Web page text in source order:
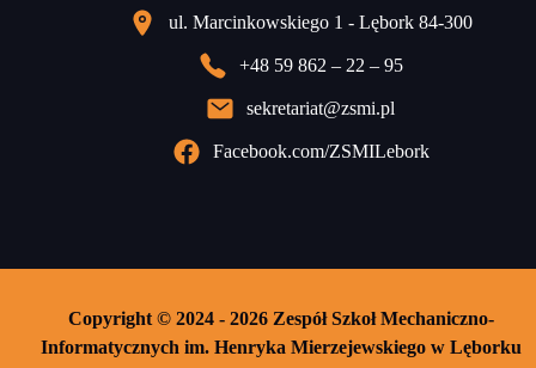
ul. Marcinkowskiego 1 - Lębork 84-300
+48 59 862 – 22 – 95
sekretariat@zsmi.pl
Facebook.com/ZSMILebork
Copyright © 2024 - 2026 Zespół Szkoł Mechaniczno-
Informatycznych im. Henryka Mierzejewskiego w Lęborku